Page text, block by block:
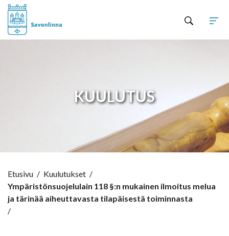
KUULUTUS
Etusivu / Kuulutukset /
Ympäristönsuojelulain 118 §:n mukainen ilmoitus melua
ja tärinää aiheuttavasta tilapäisestä toiminnasta
/